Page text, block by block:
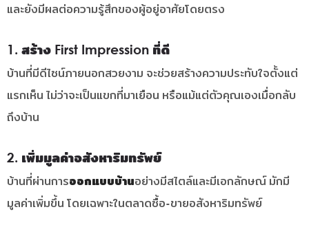
และยังมีผลต่อความรู้สึกของผู้อยู่อาศัยโดยตรง
1. สร้าง First Impression ที่ดี
บ้านที่มีดีไซน์ภายนอกสวยงาม จะช่วยสร้างความประทับใจตั้งแต่
แรกเห็น ไม่ว่าจะเป็นแขกที่มาเยือน หรือแม้แต่ตัวคุณเองเมื่อกลับ
ถึงบ้าน
2. เพิ่มมูลค่าอสังหาริมทรัพย์
บ้านที่ผ่านการออกแบบบ้านอย่างมีสไตล์และมีเอกลักษณ์ มักมี
มูลค่าเพิ่มขึ้น โดยเฉพาะในตลาดซื้อ-ขายอสังหาริมทรัพย์